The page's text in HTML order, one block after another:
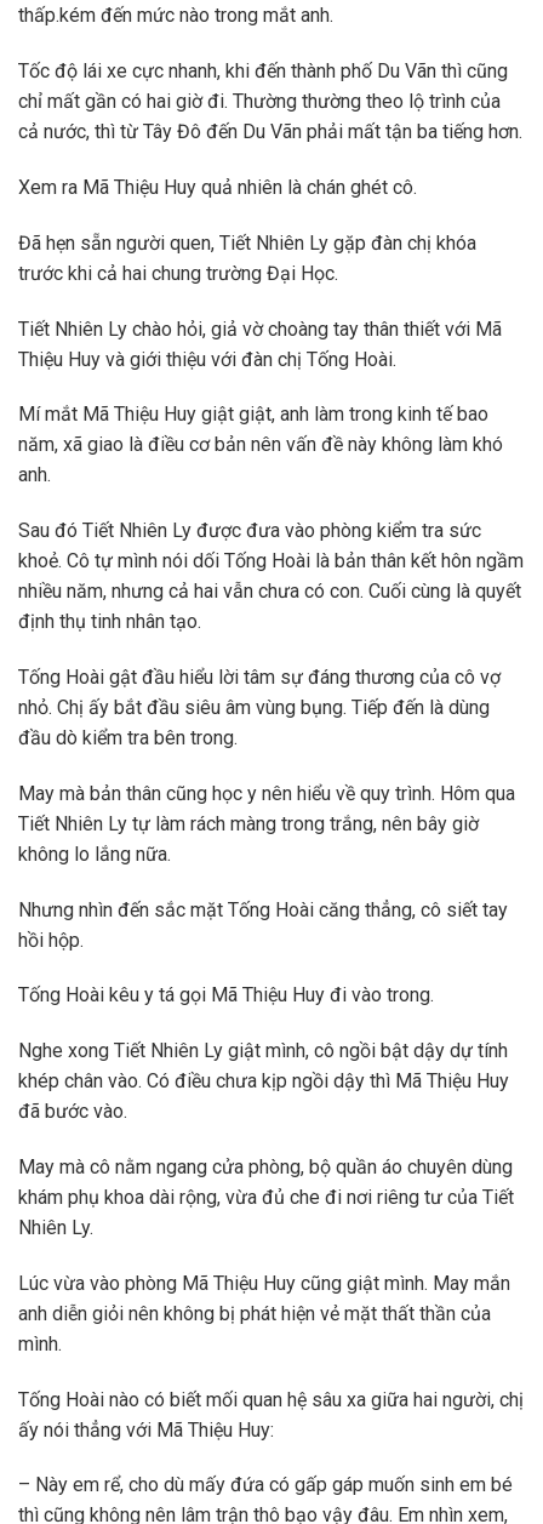
thấp.kém đến mức nào trong mắt anh.
Tốc độ lái xe cực nhanh, khi đến thành phố Du Vãn thì cũng
chỉ mất gần có hai giờ đi. Thường thường theo lộ trình của
cả nước, thì từ Tây Đô đến Du Vãn phải mất tận ba tiếng hơn.
Xem ra Mã Thiệu Huy quả nhiên là chán ghét cô.
Đã hẹn sẵn người quen, Tiết Nhiên Ly gặp đàn chị khóa
trước khi cả hai chung trường Đại Học.
Tiết Nhiên Ly chào hỏi, giả vờ choàng tay thân thiết với Mã
Thiệu Huy và giới thiệu với đàn chị Tống Hoài.
Mí mắt Mã Thiệu Huy giật giật, anh làm trong kinh tế bao
năm, xã giao là điều cơ bản nên vấn đề này không làm khó
anh.
Sau đó Tiết Nhiên Ly được đưa vào phòng kiểm tra sức
khoẻ. Cô tự mình nói dối Tống Hoài là bản thân kết hôn ngầm
nhiều năm, nhưng cả hai vẫn chưa có con. Cuối cùng là quyết
định thụ tinh nhân tạo.
Tống Hoài gật đầu hiểu lời tâm sự đáng thương của cô vợ
nhỏ. Chị ấy bắt đầu siêu âm vùng bụng. Tiếp đến là dùng
đầu dò kiểm tra bên trong.
May mà bản thân cũng học y nên hiểu về quy trình. Hôm qua
Tiết Nhiên Ly tự làm rách màng trong trắng, nên bây giờ
không lo lắng nữa.
Nhưng nhìn đến sắc mặt Tống Hoài căng thẳng, cô siết tay
hồi hộp.
Tống Hoài kêu y tá gọi Mã Thiệu Huy đi vào trong.
Nghe xong Tiết Nhiên Ly giật mình, cô ngồi bật dậy dự tính
khép chân vào. Có điều chưa kịp ngồi dậy thì Mã Thiệu Huy
đã bước vào.
May mà cô nằm ngang cửa phòng, bộ quần áo chuyên dùng
khám phụ khoa dài rộng, vừa đủ che đi nơi riêng tư của Tiết
Nhiên Ly.
Lúc vừa vào phòng Mã Thiệu Huy cũng giật mình. May mắn
anh diễn giỏi nên không bị phát hiện vẻ mặt thất thần của
mình.
Tống Hoài nào có biết mối quan hệ sâu xa giữa hai người, chị
ấy nói thẳng với Mã Thiệu Huy:
– Này em rể, cho dù mấy đứa có gấp gáp muốn sinh em bé
thì cũng không nên lâm trận thô bạo vậy đâu. Em nhìn xem,